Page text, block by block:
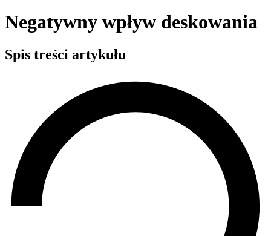
Negatywny wpływ deskowania
Spis treści artykułu